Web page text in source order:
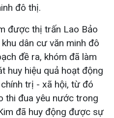
đô thị.
được thị trấn Lao Bảo
dân cư văn minh đô
đề ra, khóm đã làm
huy hiệu quả hoạt động
trị - xã hội, từ đó
thi đua yêu nước trong
đã huy động được sự